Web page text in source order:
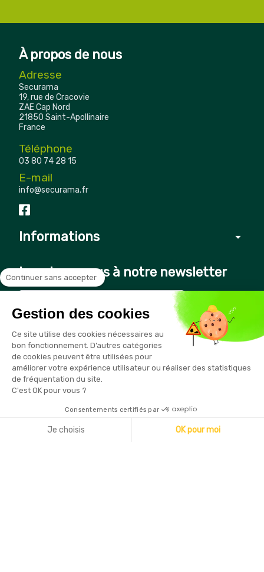
À propos de nous
Adresse
Securama
19, rue de Cracovie
ZAE Cap Nord
21850 Saint-Apollinaire
France
Téléphone
03 80 74 28 15
E-mail
info@securama.fr
Informations arrow_drop_down
Inscrivez-vous à notre newsletter
Vous pouvez vous désinscrire à tout moment en cliquant sur le
lien présent dans nos emails
Copyright © 2026 - Sécurama
Continuer sans accepter
Gestion des cookies
Ce site utilise des cookies nécessaires au
bon fonctionnement. D’autres catégories
de cookies peuvent être utilisées pour
améliorer votre expérience utilisateur ou réaliser des statistiques
de fréquentation du site.
C'est OK pour vous ?
Consentements certifiés par
Je choisis OK pour moi